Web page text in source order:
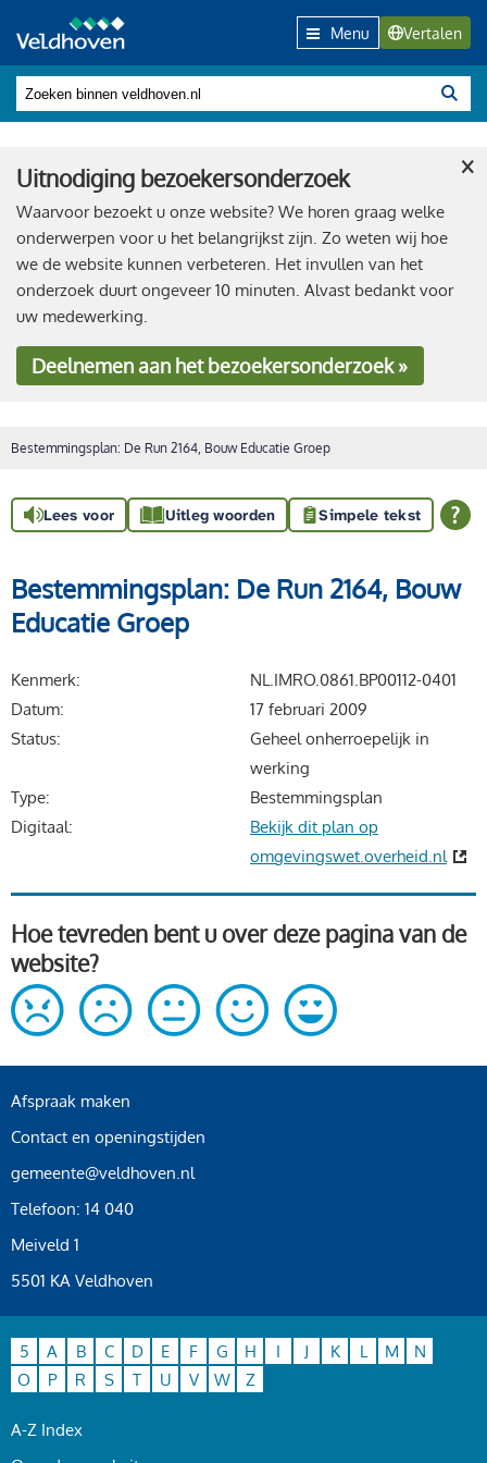
Menu Vertalen
Uitnodiging bezoekersonderzoek
Waarvoor bezoekt u onze website? We horen graag welke
onderwerpen voor u het belangrijkst zijn. Zo weten wij hoe
we de website kunnen verbeteren. Het invullen van het
onderzoek duurt ongeveer 10 minuten. Alvast bedankt voor
uw medewerking.
Deelnemenaan het bezoekersonderzoek »
×
Bestemmingsplan: De Run 2164, Bouw Educatie Groep
Lees voor Uitleg woorden Simpele tekst
Bestemmingsplan: De Run 2164, Bouw
Educatie Groep
Kenmerk
NL.IMRO.0861.BP00112-0401
Datum
17 februari 2009
Status
Geheel onherroepelijk in
werking
Type
Bestemmingsplan
Digitaal
Bekijk dit plan op
omgevingswet.overheid.nl
Hoe tevreden bent u over deze pagina van de
website?
Afspraak maken
Contact en openingstijden
gemeente@veldhoven.nl
Telefoon: 14 040
Meiveld 1
5501 KA Veldhoven
5 A B C D E F G H I J K L M
N
O
P R S T U V W Z
A-Z Index